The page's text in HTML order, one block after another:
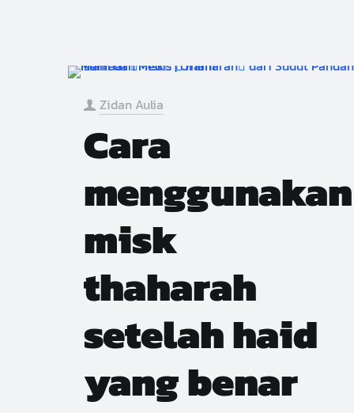
Zidan Aulia
Cara
menggunakan
misk
thaharah
setelah haid
yang benar